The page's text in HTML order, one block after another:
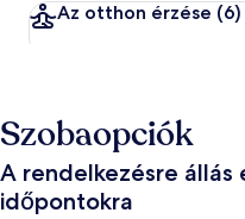
Az otthon érzése (6)
Szobaopciók
A rendelkezésre állás
időpontokra